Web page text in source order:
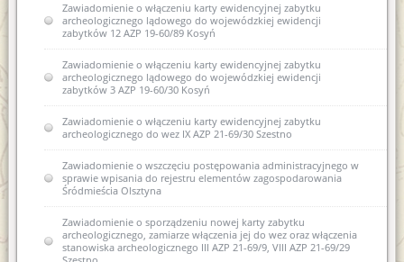
Zawiadomienie o włączeniu karty ewidencyjnej zabytku
archeologicznego lądowego do wojewódzkiej ewidencji
zabytków 12 AZP 19-60/89 Kosyń
Zawiadomienie o włączeniu karty ewidencyjnej zabytku
archeologicznego lądowego do wojewódzkiej ewidencji
zabytków 3 AZP 19-60/30 Kosyń
Zawiadomienie o włączeniu karty ewidencyjnej zabytku
archeologicznego do wez IX AZP 21-69/30 Szestno
Zawiadomienie o wszczęciu postępowania administracyjnego w
sprawie wpisania do rejestru elementów zagospodarowania
Śródmieścia Olsztyna
Zawiadomienie o sporządzeniu nowej karty zabytku
archeologicznego, zamiarze włączenia jej do wez oraz włączenia
stanowiska archeologicznego III AZP 21-69/9, VIII AZP 21-69/29